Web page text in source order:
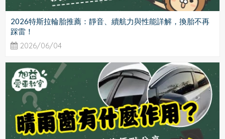
2026特斯拉輪胎推薦：靜音、續航力與性能詳解，換胎不再
踩雷！
2026/06/04